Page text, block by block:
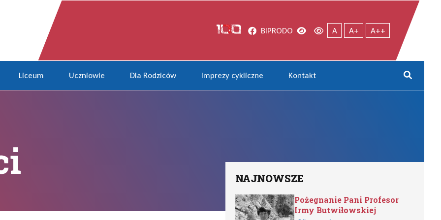
Facebook
BIPRODO Wersja kontrastowa
Wersja domyślna
A A+ A++
Liceum Uczniowie Dla Rodziców Imprezy cykliczne Kontakt
NAJNOWSZE
Pożegnanie Pani Profesor
Irmy Butwiłowskiej